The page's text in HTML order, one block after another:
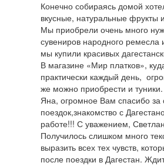
Конечно собираясь домой
вкусные, натуральные фрукты
Мы приобрели очень много
сувениров народного ремесла
мы купили красивых
В магазине «Мир платков»,
практически каждый день,
же можно приобрести и
Яна, огромное Вам спасибо за
поездок,знакомство с
работе!!! С уважением,
Получилось слишком много
выразить всех тех чувств,
после поездки в Дагестан.